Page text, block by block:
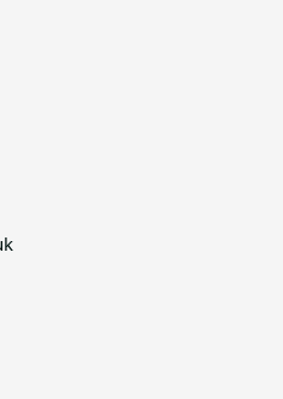
terlama Italia dari komik
Dia menggambar Bobo
sesuai naskah dari beberapa
dan Corinne van
buku cerita dongeng
digantikan oleh